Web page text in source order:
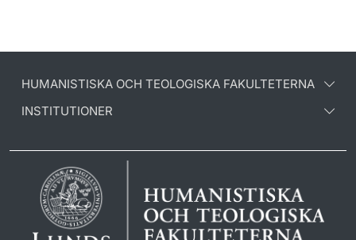
HUMANISTISKA OCH TEOLOGISKA FAKULTETERNA
INSTITUTIONER